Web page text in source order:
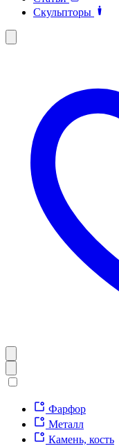
Скульпторы
Фарфор
Металл
Камень, кость